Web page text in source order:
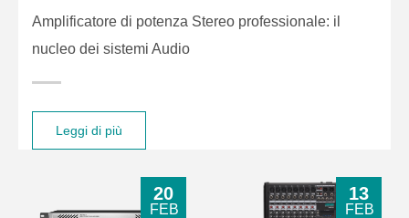
Amplificatore di potenza Stereo professionale: il
nucleo dei sistemi Audio
Leggi di più
20
FEB
13
FEB